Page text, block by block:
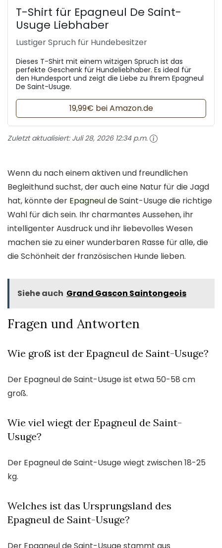
T-Shirt für Epagneul De Saint-
Usuge Liebhaber
Lustiger Spruch für Hundebesitzer
Dieses T-Shirt mit einem witzigen Spruch ist das
perfekte Geschenk für Hundeliebhaber. Es ideal für
den Hundesport und zeigt die Liebe zu Ihrem Epagneul
De Saint-Usuge.
19,99€ bei Amazon.de
Zuletzt aktualisiert: Juli 28, 2026 12:34 p.m.
Wenn du nach einem aktiven und freundlichen
Begleithund suchst, der auch eine Natur für die Jagd
hat, könnte der Epagneul deSaint-Usuge die richtige
Wahl für dich sein. Ihr charmantes Aussehen, ihr
intelligenter Ausdruck und ihr liebevolles Wesen
machen sie zu einer wunderbaren Rasse für alle, die
die Schönheit der französischen Hunde lieben.
Siehe auch Grand Gascon Saintongeois
Fragen und Antworten
Wie groß ist der Epagneul de Saint-Usuge?
Der Epagneul de Saint-Usuge ist etwa 50-58 cm
groß.
Wie viel wiegt der Epagneul de Saint-
Usuge?
Der Epagneul de Saint-Usuge wiegt zwischen 18-25
kg.
Welches ist das Ursprungsland des
Epagneul de Saint-Usuge?